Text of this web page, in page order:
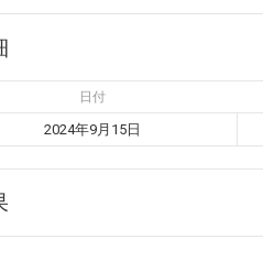
日付
2024年9月15日